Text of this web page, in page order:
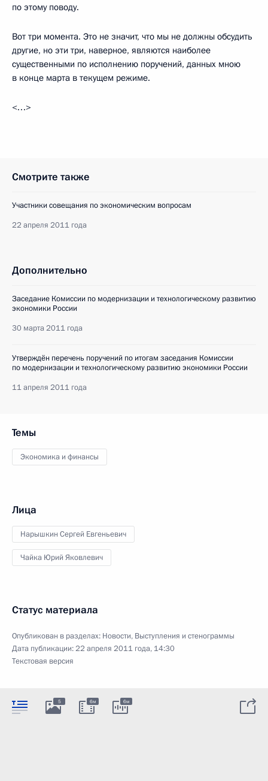
по этому поводу.
Вот три момента. Это не значит, что мы не должны обсудить
другие, но эти три, наверное, являются наиболее
существенными по исполнению поручений, данных мною
в конце марта в текущем режиме.
<…>
Смотрите также
Участники совещания по экономическим вопросам
22 апреля 2011 года
Дополнительно
Заседание Комиссии по модернизации и технологическому развитию
экономики России
30 марта 2011 года
Утверждён перечень поручений по итогам заседания Комиссии
по модернизации и технологическому развитию экономики России
11 апреля 2011 года
Темы
Экономика и финансы
Лица
Нарышкин Сергей Евгеньевич
Чайка Юрий Яковлевич
Статус материала
Опубликован в разделах: Новости, Выступления и стенограммы
Дата публикации:22 апреля 2011 года, 14:30
Текстовая версия
5 6м 6м